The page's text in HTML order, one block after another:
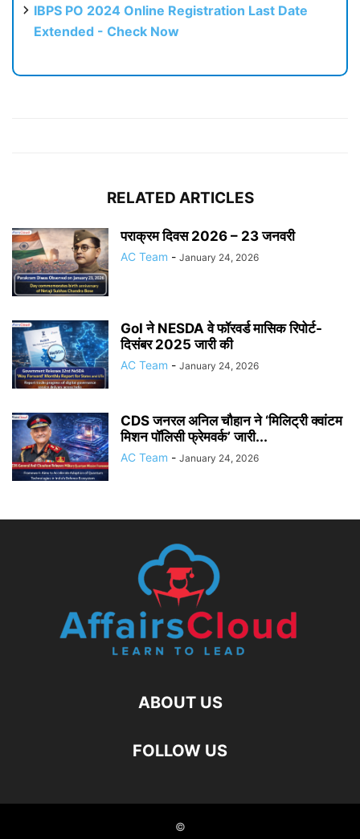
IBPS PO 2024 Online Registration Last Date
Extended - Check Now
RELATED ARTICLES
पराक्रम दिवस 2026 – 23 जनवरी
AC Team - January 24, 2026
GoI ने NESDA वे फॉरवर्ड मासिक रिपोर्ट-
दिसंबर 2025 जारी की
AC Team - January 24, 2026
CDS जनरल अनिल चौहान ने ‘मिलिट्री क्वांटम
मिशन पॉलिसी फ्रेमवर्क’ जारी...
AC Team - January 24, 2026
ABOUT US
FOLLOW US
©